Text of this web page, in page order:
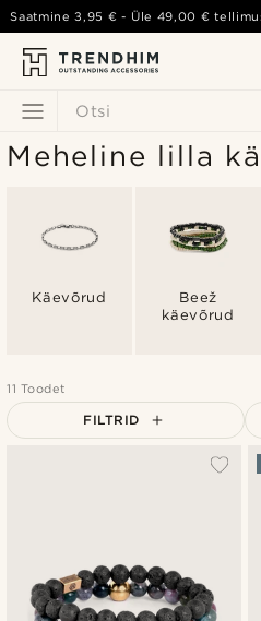
Otsi
Saatmine3,95 € - Üle 49,00 €
Meheline lilla
Käevõrud
Beež
käevõrud
11 Toodet
FILTRID